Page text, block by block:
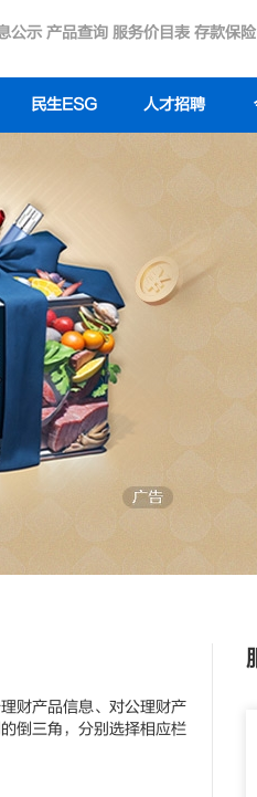
公示 产品查询 服务价目表 存款保险
民生ESG 人才招聘
财产品信息、对公理财产
倒三角，分别选择相应栏